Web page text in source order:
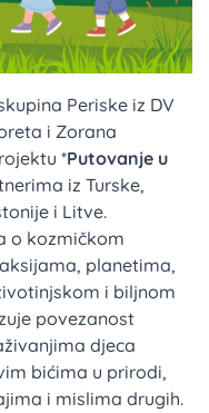
Periske iz DV
i Zorana
*Putovanje u
iz Turske,
i Litve.
o kozmičkom
planetima,
i biljnom
povezanost
djeca
bićima u prirodi,
i mislima drugih.